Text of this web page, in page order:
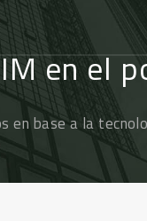
en el
en base a la